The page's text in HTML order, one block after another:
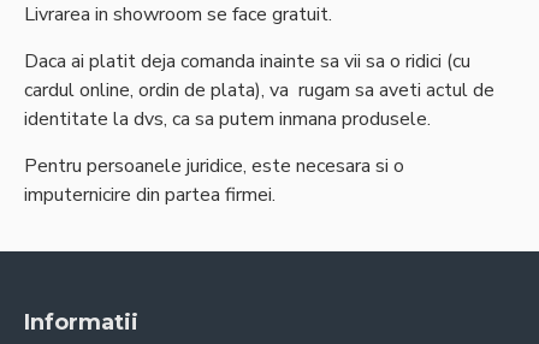
Livrarea in showroom se face gratuit.
Daca ai platit deja comanda inainte sa vii sa o ridici (cu
cardul online, ordin de plata), va rugam sa aveti actul de
identitate la dvs, ca sa putem inmana produsele.
Pentru persoanele juridice, este necesara si o
imputernicire din partea firmei.
Informatii